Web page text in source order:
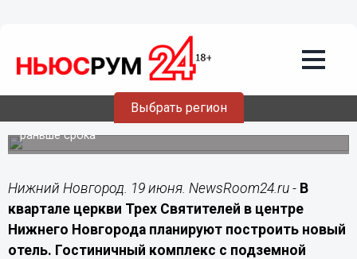
Выбрать регион
Отель в квартале Трех Святителей
Нижнего Новгорода построят к 2028
В центре города появится гостиница с парковкой и
рестораном, реализацию проекта планируют завершить
раньше срока
Нижний Новгород. 19 июня. NewsRoom24.ru - В
квартале церкви Трех Святителей в центре
Нижнего Новгорода планируют построить новый
отель. Гостиничный комплекс с подземной